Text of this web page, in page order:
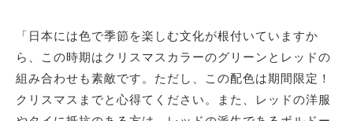
「日本には色で季節を楽しむ文化が根付いていますか
ら、この時期はクリスマスカラーのグリーンとレッドの
組み合わせも素敵です。ただし、この配色は期間限定！
クリスマスまでと心得てください。また、レッドの洋服